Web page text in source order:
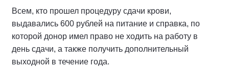
Всем, кто прошел процедуру сдачи крови,
выдавались 600 рублей на питание и справка, по
которой донор имел право не ходить на работу в
день сдачи, а также получить дополнительный
выходной в течение года.